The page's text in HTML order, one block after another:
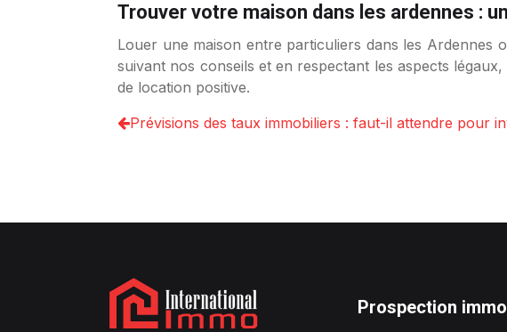
Trouver votre maison dans les ardennes :
Louer une maison entre particuliers dans les Ardennes
suivant nos conseils et en respectant les aspects
de location positive.
Prévisions des taux immobiliers : faut-il attendre pour
Prospection